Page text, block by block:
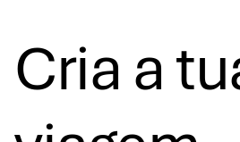
Cria a